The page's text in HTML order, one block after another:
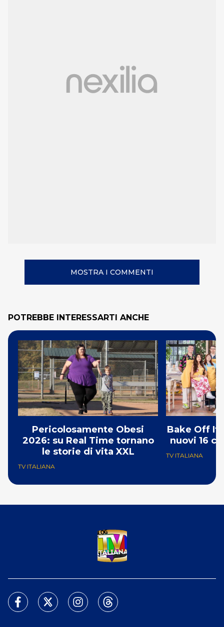
MOSTRA I COMMENTI
POTREBBE INTERESSARTI ANCHE
Pericolosamente Obesi
2026: su Real Time tornano
le storie di vita XXL
TV ITALIANA
Bake Off
nuovi 16
TV ITALIANA